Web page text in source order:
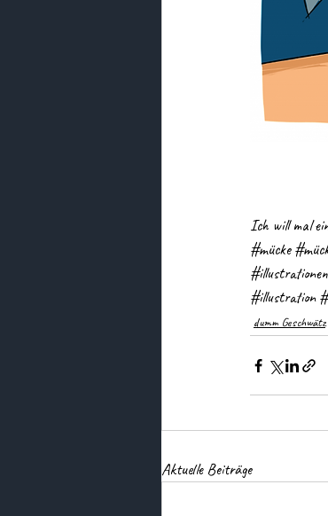
Ich will mal
#mücke
#illustrationen
#illustration
dumm Geschwätz
Aktuelle Beiträge